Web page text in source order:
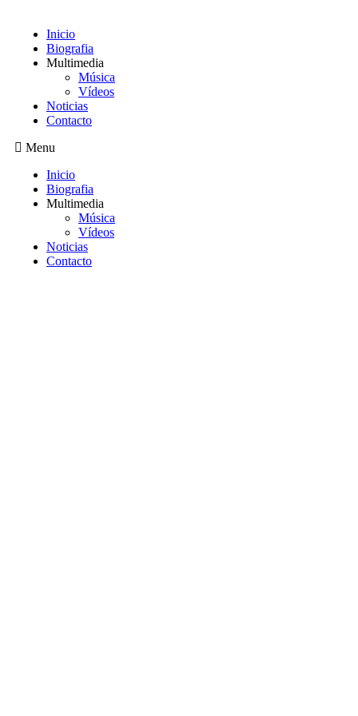
Inicio
Biografia
Multimedia
Música
Vídeos
Noticias
Contacto
Menu
Inicio
Biografia
Multimedia
Música
Vídeos
Noticias
Contacto